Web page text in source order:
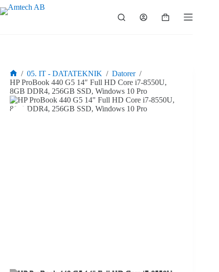
Hoppa
till
Varukorg
Hem
/ 05. IT - DATATEKNIK / Datorer /
HP ProBook 440 G5 14″ Full HD Core i7-8550U,
8GB DDR4, 256GB SSD, Windows 10 Pro